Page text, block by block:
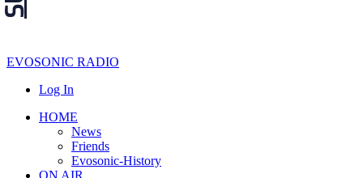
EVOSONIC RADIO
Log In
HOME
News
Friends
Evosonic-History
ON AIR